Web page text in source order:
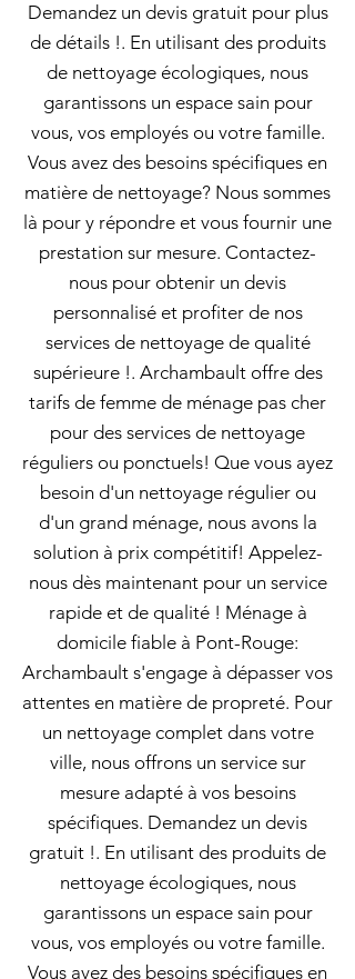
Demandez un devis gratuit pour plus
de détails !. En utilisant des produits
de nettoyage écologiques, nous
garantissons un espace sain pour
vous, vos employés ou votre famille.
Vous avez des besoins spécifiques en
matière de nettoyage? Nous sommes
là pour y répondre et vous fournir une
prestation sur mesure. Contactez-
nous pour obtenir un devis
personnalisé et profiter de nos
services de nettoyage de qualité
supérieure !. Archambault offre des
tarifs de femme de ménage pas cher
pour des services de nettoyage
réguliers ou ponctuels! Que vous ayez
besoin d'un nettoyage régulier ou
d'un grand ménage, nous avons la
solution à prix compétitif! Appelez-
nous dès maintenant pour un service
rapide et de qualité ! Ménage à
domicile fiable à Pont-Rouge:
Archambault s'engage à dépasser vos
attentes en matière de propreté. Pour
un nettoyage complet dans votre
ville, nous offrons un service sur
mesure adapté à vos besoins
spécifiques. Demandez un devis
gratuit !. En utilisant des produits de
nettoyage écologiques, nous
garantissons un espace sain pour
vous, vos employés ou votre famille.
Vous avez des besoins spécifiques en